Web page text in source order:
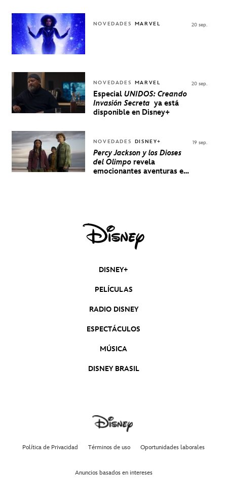
NOVEDADES MARVEL 20 sep.
NOVEDADES MARVEL
Especial UNIDOS: Creando
Invasión Secreta ya está
disponible en Disney+
20 sep.
NOVEDADES DISNEY+
Percy Jackson y los Dioses
del Olimporevela
emocionantes aventuras en
19 sep.
DISNEY+
PELÍCULAS
RADIO DISNEY
ESPECTÁCULOS
MÚSICA
DISNEY BRASIL
Política de Privacidad Términos de uso Oportunidades laborales
Anuncios basados en intereses